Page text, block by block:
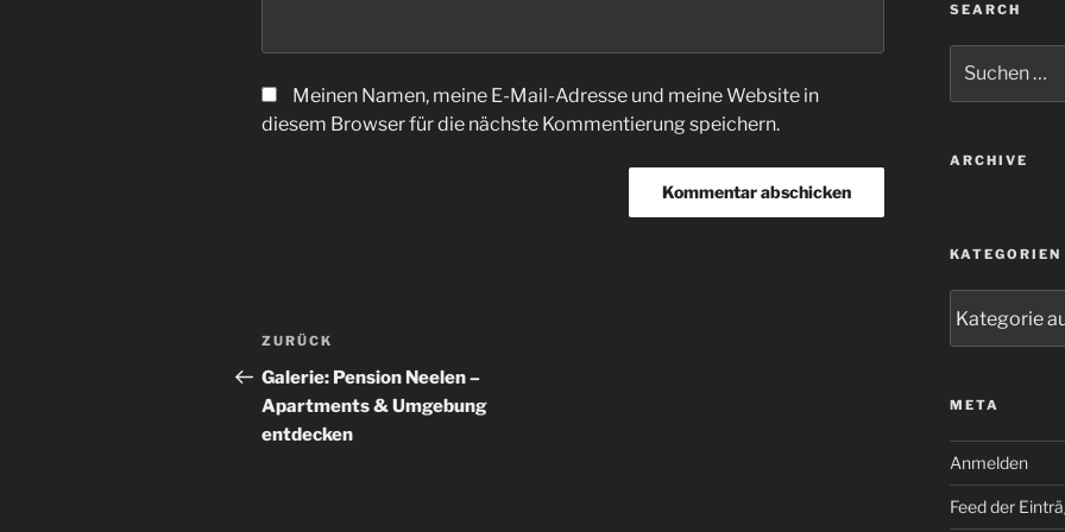
Meinen Namen, meine E-Mail-Adresse und meine Website in
diesem Browser für die nächste Kommentierung speichern.
Beitrags-
Navigation
Vorheriger
Beitrag
ZURÜCK
Galerie: Pension Neelen –
Apartments & Umgebung
entdecken
SEARCH
nach:
ARCHIVE
KATEGORIEN
META
Anmelden
Feed der